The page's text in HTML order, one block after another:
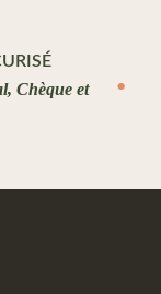
Chèque et